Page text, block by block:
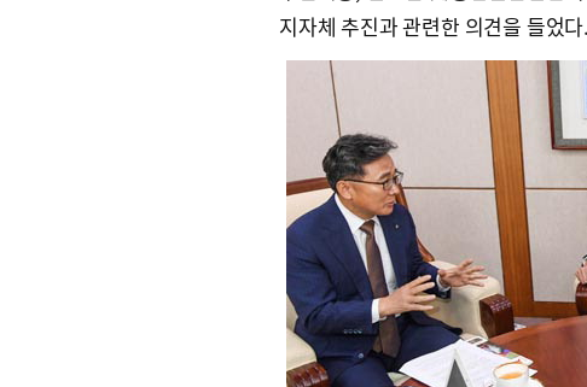
지자체 추진과 관련한 의견을 들었다.